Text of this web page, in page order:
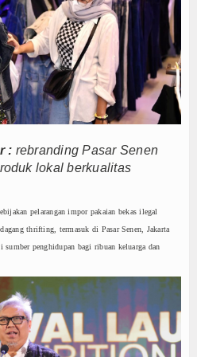
Ajak Ribuan Bobotoh Doakan
Satukan Ribuan Bobotoh, Nobar
& Drinks Indonesia 2026 Perkuat
Majalengka Ajak Bobotoh Junjung
Padi Ciherang di Cakung, Urban
Aset Jadi Mesin Pertumbuhan,
Warnai Paripurna APBD
Beberkan Hasil Paripurna
Juara, Ateng Sutisna Ajak
Ajak Ribuan Bobotoh
& Drinks Indonesia 2026 Perkuat
Majalengka Ajak Bobotoh Junjung
Padi Ciherang di Cakung, Urban
Aset Jadi Mesin Pertumbuhan,
: rebranding Pasar Senen
lokal berkualitas
pelarangan impor pakaian bekas ilegal
thrifting, termasuk di Pasar Senen, Jakarta
sumber penghidupan bagi ribuan keluarga dan